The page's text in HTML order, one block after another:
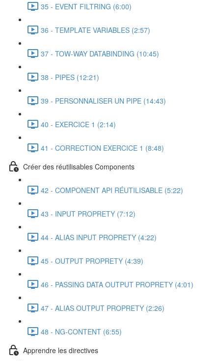
35 - EVENT FILTRING (6:00)
36 - TEMPLATE VARIABLES (2:57)
37 - TOW-WAY DATABINDING (10:45)
38 - PIPES (12:21)
39 - PERSONNALISER UN PIPE (14:43)
40 - EXERCICE 1 (2:14)
41 - CORRECTION EXERCICE 1 (8:48)
Créer des réutilisables Components
42 - COMPONENT API RÉUTILISABLE (5:22)
43 - INPUT PROPRETY (7:12)
44 - ALIAS INPUT PROPRETY (4:22)
45 - OUTPUT PROPRETY (4:39)
46 - PASSING DATA OUTPUT PROPRETY (4:01)
47 - ALIAS OUTPUT PROPRETY (2:26)
48 - NG-CONTENT (6:55)
Apprendre les directives